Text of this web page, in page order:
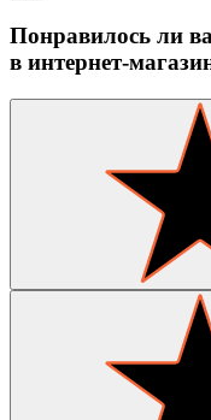
Понравилось ли
в интернет-